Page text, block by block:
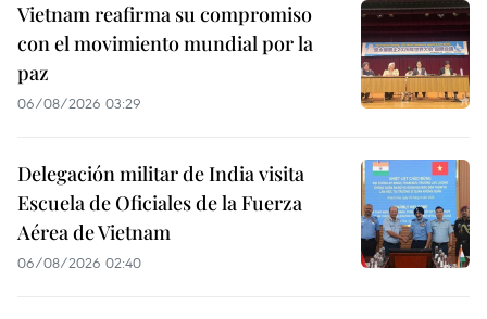
Vietnam reafirma su compromiso
con el movimiento mundial por la
paz
06/08/2026 03:29
Delegación militar de India visita
Escuela de Oficiales de la Fuerza
Aérea de Vietnam
06/08/2026 02:40